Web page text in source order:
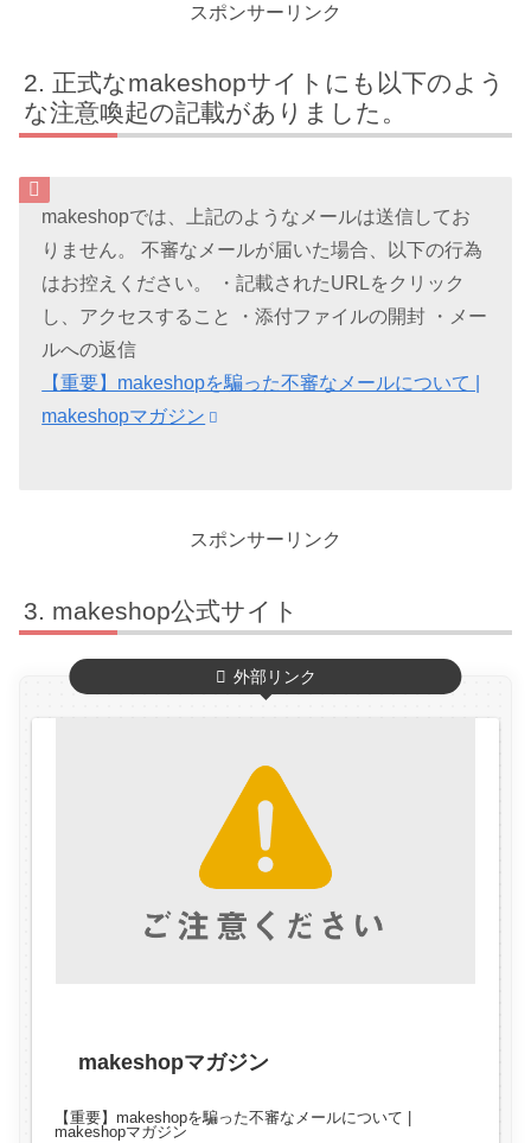
スポンサーリンク
正式なmakeshopサイトにも以下のよう
な注意喚起の記載がありました。
makeshopでは、上記のようなメールは送信してお
りません。 不審なメールが届いた場合、以下の行為
はお控えください。 ・記載されたURLをクリック
し、アクセスすること ・添付ファイルの開封 ・メー
ルへの返信
【重要】makeshopを騙った不審なメールについて |
makeshopマガジン
スポンサーリンク
makeshop公式サイト
外部リンク
makeshopマガジン
【重要】makeshopを騙った不審なメールについて |
makeshopマガジン